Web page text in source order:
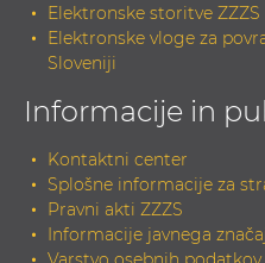
Elektronske storitve ZZZS
Elektronske vloge za
Sloveniji
Informacije in
Kontaktni center
Splošne informacije za
Pravni akti ZZZS
Informacije javnega